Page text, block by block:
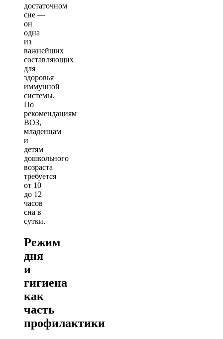
достаточном
сне —
он
одна
из
важнейших
составляющих
для
здоровья
иммунной
системы.
По
рекомендациям
ВОЗ,
младенцам
и
детям
дошкольного
возраста
требуется
от 10
до 12
часов
сна в
сутки.
Режим
дня
и
гигиена
как
часть
профилактики